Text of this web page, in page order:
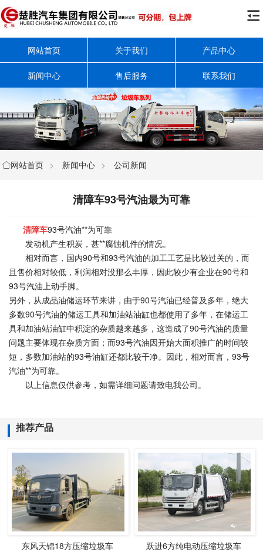

网站首页 关于我们 产品中心
新闻中心 售后服务 联系我们
网站首页 > 新闻中心 > 公司新闻
清障车93号汽油最为可靠
清障车93号汽油**为可靠
发动机产生积炭，甚**腐蚀机件的情况。
相对而言，国内90号和93号汽油的加工工艺是比较过关的，而
且售价相对较低，利润相对没那么丰厚，因此较少有企业在90号和
93号汽油上动手脚。
另外，从成品油储运环节来讲，由于90号汽油已经普及多年，绝大
多数90号汽油的储运工具和加油站油缸也都使用了多年，在储运工
具和加油站油缸中积淀的杂质越来越多，这造成了90号汽油的质量
问题主要体现在杂质方面；而93号汽油因开始大面积推广的时间较
短，多数加油站的93号油缸还都比较干净。因此，相对而言，93号
汽油**为可靠。
以上信息仅供参考，如需详细问题请致电我公司。
推荐产品
东风天锦18方压缩垃圾车 跃进6方纯电动压缩垃圾车